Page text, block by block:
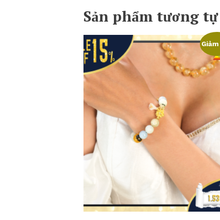
Sản phẩm tương tự